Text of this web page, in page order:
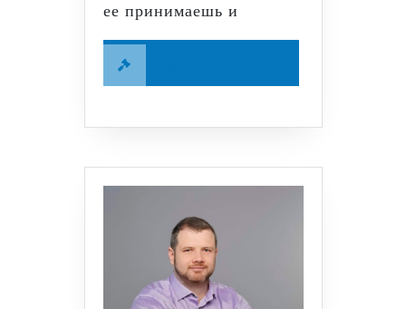
ее принимаешь и
далее